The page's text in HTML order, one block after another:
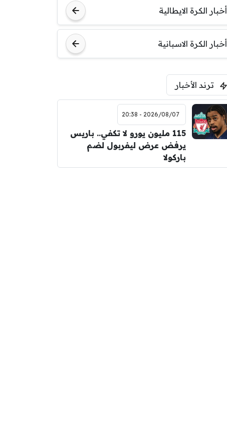
اودينيزي برشلونة أخبار الكرة الايطالية
أخبار الكرة الاسبانية
ترند الأخبار
2026/08/07 - 20:38
115 مليون يورو لا تكفي.. باريس
يرفض عرض ليفربول لضم
باركولا